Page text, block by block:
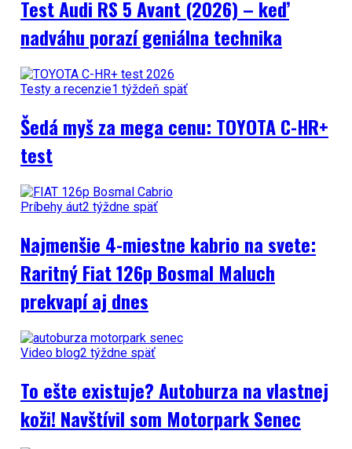
Test Audi RS 5 Avant (2026) – keď
nadváhu porazí geniálna technika
Testy a recenzie1 týždeň späť
Šedá myš za mega cenu: TOYOTA C-HR+
test
Príbehy áut2 týždne späť
Najmenšie 4-miestne kabrio na svete:
Raritný Fiat 126p Bosmal Maluch
prekvapí aj dnes
Video blog2 týždne späť
To ešte existuje? Autoburza na vlastnej
koži! Navštívil som Motorpark Senec